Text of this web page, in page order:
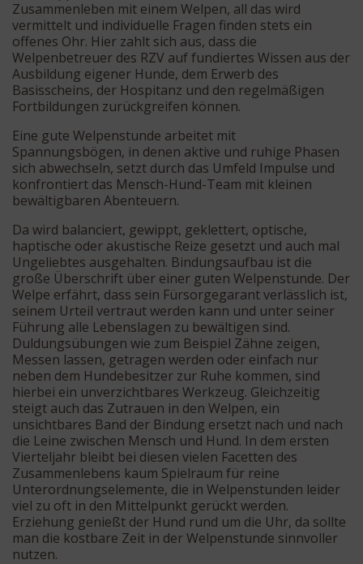
Zusammenleben mit einem Welpen, all das wird
vermittelt und individuelle Fragen finden stets ein
offenes Ohr. Hier zahlt sich aus, dass die
Welpenbetreuer des RZV auf fundiertes Wissen aus der
Ausbildung eigener Hunde, dem Erwerb des
Basisscheins, der Hospitanz und den regelmäßigen
Fortbildungen zurückgreifen können.
Eine gute Welpenstunde arbeitet mit
Spannungsbögen, in denen aktive und ruhige Phasen
sich abwechseln, setzt durch das Umfeld Impulse und
konfrontiert das Mensch-Hund-Team mit kleinen
bewältigbaren Abenteuern.
Da wird balanciert, gewippt, geklettert, optische,
haptische oder akustische Reize gesetzt und auch mal
Ungeliebtes ausgehalten. Bindungsaufbau ist die
große Überschrift über einer guten Welpenstunde. Der
Welpe erfährt, dass sein Fürsorgegarant verlässlich ist,
seinem Urteil vertraut werden kann und unter seiner
Führung alle Lebenslagen zu bewältigen sind.
Duldungsübungen wie zum Beispiel Zähne zeigen,
Messen lassen, getragen werden oder einfach nur
neben dem Hundebesitzer zur Ruhe kommen, sind
hierbei ein unverzichtbares Werkzeug. Gleichzeitig
steigt auch das Zutrauen in den Welpen, ein
unsichtbares Band der Bindung ersetzt nach und nach
die Leine zwischen Mensch und Hund. In dem ersten
Vierteljahr bleibt bei diesen vielen Facetten des
Zusammenlebens kaum Spielraum für reine
Unterordnungselemente, die in Welpenstunden leider
viel zu oft in den Mittelpunkt gerückt werden.
Erziehung genießt der Hund rund um die Uhr, da sollte
man die kostbare Zeit in der Welpenstunde sinnvoller
nutzen.